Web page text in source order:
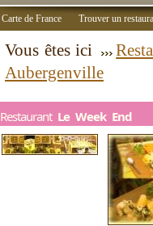
Carte de France Trouver un
Vous êtes ici
Aubergenville
Restaurant Le Week End